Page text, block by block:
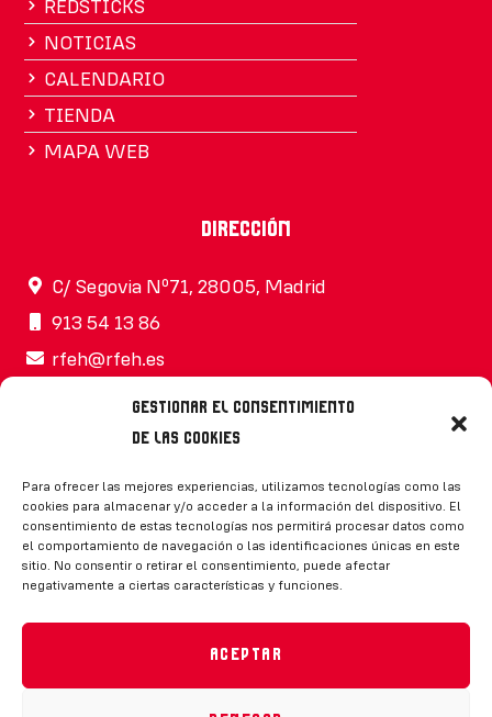
Gestionar el consentimiento
de las cookies
Para ofrecer las mejores experiencias, utilizamos tecnologías como las
cookies para almacenar y/o acceder a la información del dispositivo. El
consentimiento de estas tecnologías nos permitirá procesar datos como
el comportamiento de navegación o las identificaciones únicas en este
sitio. No consentir o retirar el consentimiento, puede afectar
negativamente a ciertas características y funciones.
Aceptar
REDSTICKS
NOTICIAS
CALENDARIO
TIENDA
MAPA WEB
Dirección
C/ Segovia Nº71, 28005, Madrid
913 54 13 86
rfeh@rfeh.es
Síguenos